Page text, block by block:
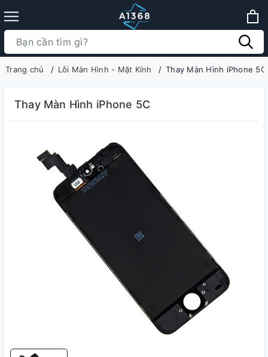
Trang chủ Lỗi Màn Hình - Mặt Kính Thay Màn Hình iPhone 5C
Thay Màn Hình iPhone 5C